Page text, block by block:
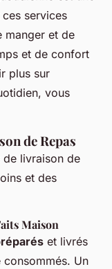
services
manger et de
et de confort
plus sur
vous
de Repas
de livraison de
et des
Maison
et livrés
Un